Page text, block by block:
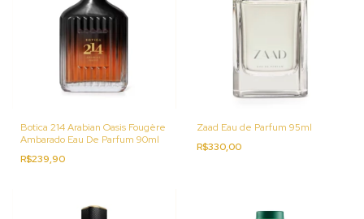
Botica 214 Arabian Oasis Fougère
Ambarado Eau De Parfum 90ml
R$239,90
Zaad Eau de Parfum 95ml
R$330,00